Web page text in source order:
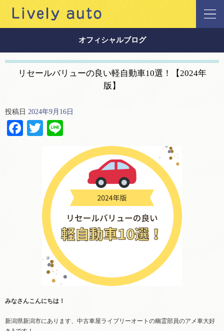
オフィシャルブログ
リセールバリューの良い軽自動車10選！【2024年
版】
投稿日 2024年9月16日
Facebook
Twitter
みなさんこんにちは！
新潟県新潟市にあります、中古車屋ライブリーオートの幽霊部員のアメ車大好